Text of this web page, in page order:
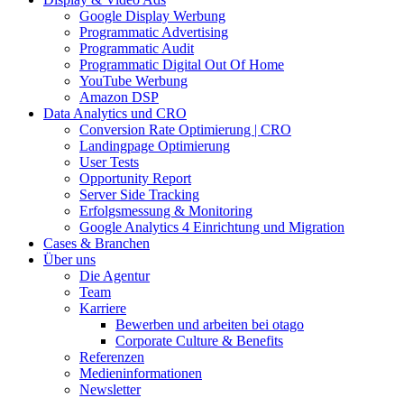
Google Display Werbung
Programmatic Advertising
Programmatic Audit
Programmatic Digital Out Of Home
YouTube Werbung
Amazon DSP
Data Analytics und CRO
Conversion Rate Optimierung | CRO
Landingpage Optimierung
User Tests
Opportunity Report
Server Side Tracking
Erfolgsmessung & Monitoring
Google Analytics 4 Einrichtung und Migration
Cases & Branchen
Über uns
Die Agentur
Team
Karriere
Bewerben und arbeiten bei otago
Corporate Culture & Benefits
Referenzen
Medieninformationen
Newsletter